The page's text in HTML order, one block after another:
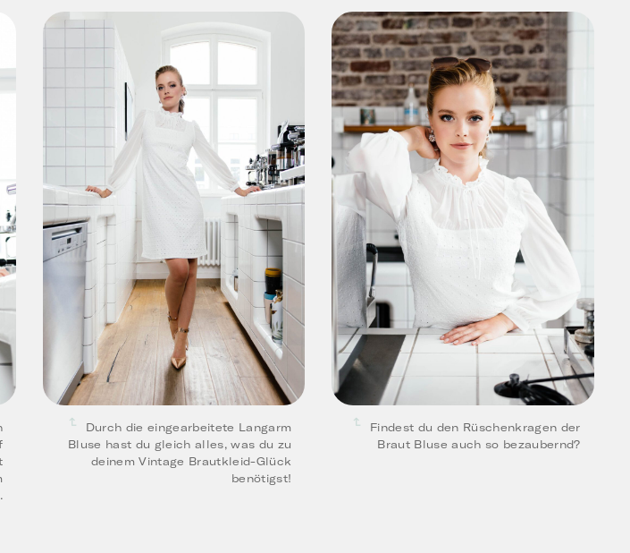
Durch die eingearbeitete Langarm
Bluse hast du gleich alles, was du zu
deinem Vintage Brautkleid-Glück
benötigst!
Findest du den Rüschenkragen der
Braut Bluse auch so bezaubernd?